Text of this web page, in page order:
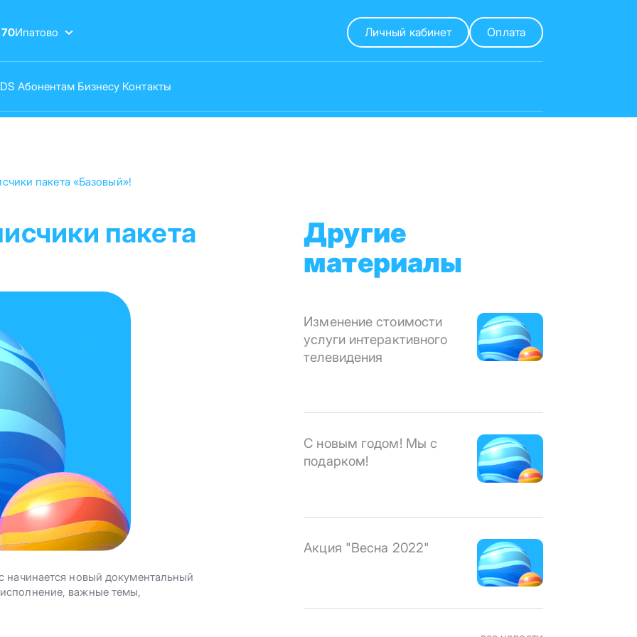
Ипатово Личный кабинет Оплата
Абонентам Бизнесу Контакты
пакета «Базовый»!
пакета
начинается новый документальный
важные темы,
Другие
материалы
Изменение стоимости
услуги интерактивного
телевидения
С новым годом! Мы с
подарком!
Акция "Весна 2022"